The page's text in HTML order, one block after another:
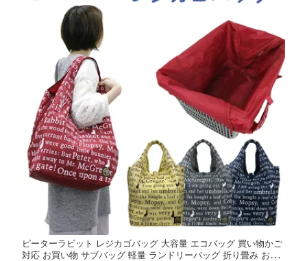
ピーターラビット レジカゴバッグ 大容量 エコバッグ 買い物かご
対応 お買い物 サブバッグ 軽量 ランドリーバッグ 折り畳み お買